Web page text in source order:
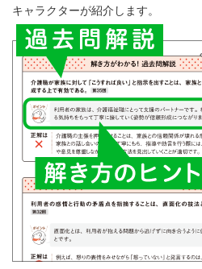
キャラクターが紹介します。